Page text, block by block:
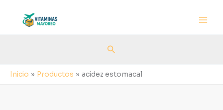
contenido
Buscar
Inicio Productos acidez estomacal